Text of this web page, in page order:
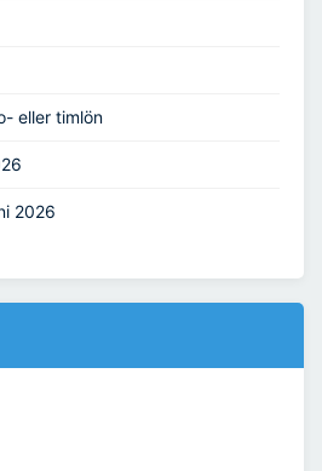
eller timlön
2026